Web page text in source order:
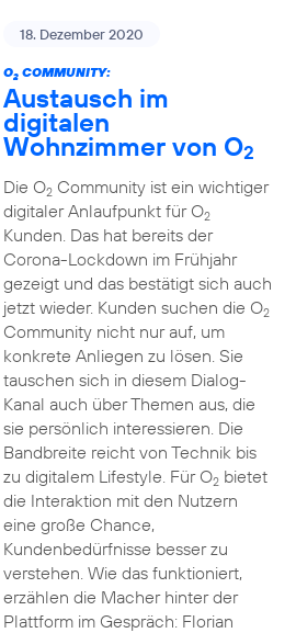
18. Dezember 2020
O2COMMUNITY:
Austausch im
digitalen
Wohnzimmer von O2
Die O2Community ist ein wichtiger
digitaler Anlaufpunkt für O2
Kunden. Das hat bereits der
Corona-Lockdown im Frühjahr
gezeigt und das bestätigt sich auch
jetzt wieder. Kunden suchen die O2
Community nicht nur auf, um
konkrete Anliegen zu lösen. Sie
tauschen sich in diesem Dialog-
Kanal auch über Themen aus, die
sie persönlich interessieren. Die
Bandbreite reicht von Technik bis
zu digitalem Lifestyle. Für O2bietet
die Interaktion mit den Nutzern
eine große Chance,
Kundenbedürfnisse besser zu
verstehen. Wie das funktioniert,
erzählen die Macher hinter der
Plattform im Gespräch: Florian